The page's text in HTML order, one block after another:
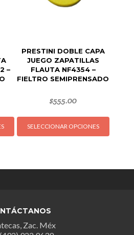
–
Este
producto
pueden
elegir
PRESTINI DOBLE CAPA
JUEGO ZAPATILLAS
FLAUTA NF4354 –
FIELTRO SEMIPRENSADO
$555.00
SELECCIONAR OPCIONES
Este
Zac. Méx